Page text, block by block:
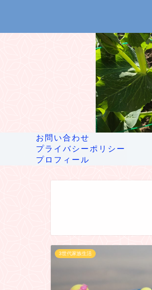
お問い合わせ
プライバシーポリシー
プロフィール
3世代家族生活